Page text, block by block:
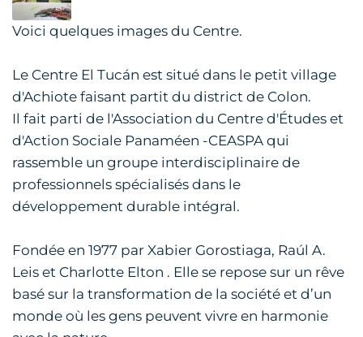
Voici quelques images du Centre.
Le Centre El Tucán est situé dans le petit village
d'Achiote faisant partit du district de Colon.
Il fait parti de l'Association du Centre d'Études et
d'Action Sociale Panaméen -CEASPA qui
rassemble un groupe interdisciplinaire de
professionnels spécialisés dans le
développement durable intégral.
Fondée en 1977 par Xabier Gorostiaga, Raúl A.
Leis et Charlotte Elton . Elle se repose sur un rêve
basé sur la transformation de la société et d’un
monde où les gens peuvent vivre en harmonie